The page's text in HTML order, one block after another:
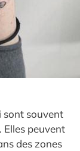
sont souvent
Elles peuvent
des zones